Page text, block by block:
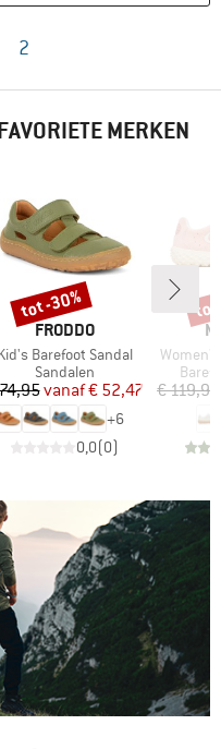
2
MERKEN
MERK
FRODDO
Barefoot Sandal
Productgroep
Sandalen
Prijs
Verlaagde prijs
vanaf€ 52,47
+6
0,0(0)
Korting
tot -30%
Artikel
€ 119,95
tot